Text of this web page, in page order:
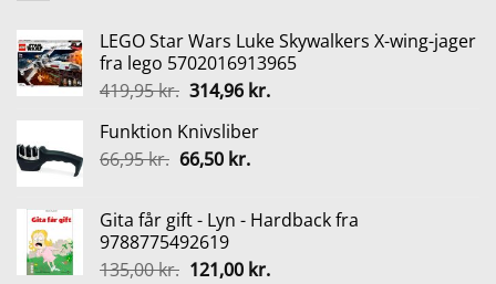
LEGO Star Wars Luke Skywalkers X-wing-jager
fra lego 5702016913965
419,95kr. Den
pris
var:
314,96 kr.Den
Funktion Knivsliber
66,95kr. Den
var:
66,95 kr..
66,50 kr.Den
er:
Gita får gift - Lyn - Hardback fra
9788775492619
135,00kr. Den
121,00 kr.Den